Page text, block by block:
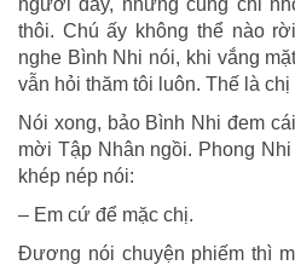
thôi. Chú ấy không thể nào
nghe Bình Nhi nói, khi vắng
vẫn hỏi thăm tôi luôn. Thế là
Nói xong, bảo Bình Nhi đem
mời Tập Nhân ngồi. Phong
khép nép nói:
– Em cứ để mặc chị.
Đương nói chuyện phiếm thì